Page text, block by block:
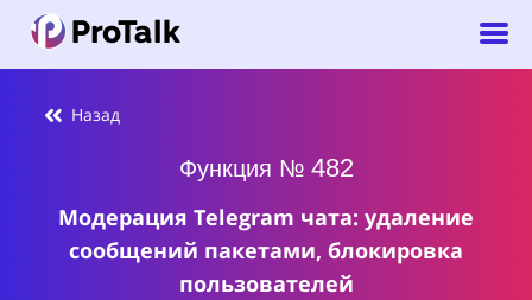
Назад
Функция №482
Модерация Telegram чата: удаление
сообщений пакетами, блокировка
пользователей